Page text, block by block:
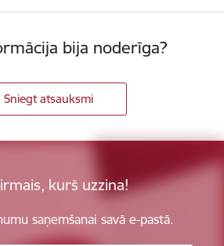
bija noderīga?
Sniegt atsauksmi
kurš uzzina!
saņemšanai savā e-pastā.